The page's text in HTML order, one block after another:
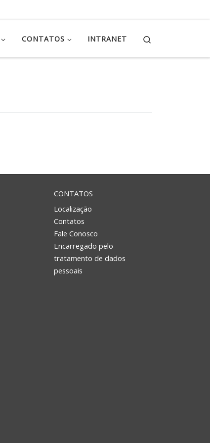
CONTATOS INTRANET
CONTATOS
Localização
Contatos
Fale Conosco
Encarregado pelo
tratamento de dados
pessoais